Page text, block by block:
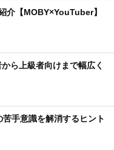
介【MOBY×YouTuber】
ら上級者向けまで幅広く
苦手意識を解消するヒント